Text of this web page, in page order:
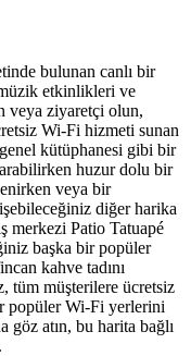
bulunan canlı bir
etkinlikleri ve
veya ziyaretçi olun,
Wi-Fi hizmeti sunan
kütüphanesi gibi bir
huzur dolu bir
veya bir
diğer harika
merkezi Patio Tatuapé
başka bir popüler
kahve tadını
tüm müşterilere ücretsiz
popüler Wi-Fi yerlerini
göz atın, bu harita bağlı